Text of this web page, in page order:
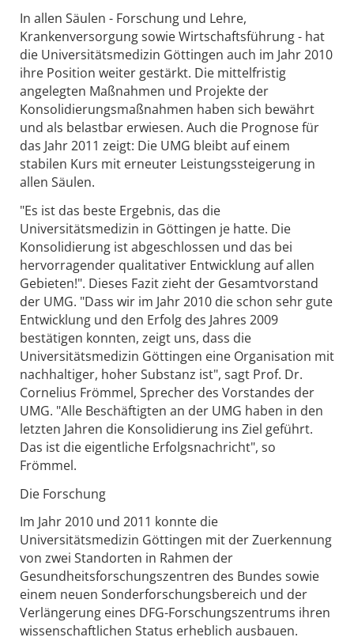
In allen Säulen - Forschung und Lehre,
Krankenversorgung sowie Wirtschaftsführung - hat
die Universitätsmedizin Göttingen auch im Jahr 2010
ihre Position weiter gestärkt. Die mittelfristig
angelegten Maßnahmen und Projekte der
Konsolidierungsmaßnahmen haben sich bewährt
und als belastbar erwiesen. Auch die Prognose für
das Jahr 2011 zeigt: Die UMG bleibt auf einem
stabilen Kurs mit erneuter Leistungssteigerung in
allen Säulen.
"Es ist das beste Ergebnis, das die
Universitätsmedizin in Göttingen je hatte. Die
Konsolidierung ist abgeschlossen und das bei
hervorragender qualitativer Entwicklung auf allen
Gebieten!". Dieses Fazit zieht der Gesamtvorstand
der UMG. "Dass wir im Jahr 2010 die schon sehr gute
Entwicklung und den Erfolg des Jahres 2009
bestätigen konnten, zeigt uns, dass die
Universitätsmedizin Göttingen eine Organisation mit
nachhaltiger, hoher Substanz ist", sagt Prof. Dr.
Cornelius Frömmel, Sprecher des Vorstandes der
UMG. "Alle Beschäftigten an der UMG haben in den
letzten Jahren die Konsolidierung ins Ziel geführt.
Das ist die eigentliche Erfolgsnachricht", so
Frömmel.
Die Forschung
Im Jahr 2010 und 2011 konnte die
Universitätsmedizin Göttingen mit der Zuerkennung
von zwei Standorten in Rahmen der
Gesundheitsforschungszentren des Bundes sowie
einem neuen Sonderforschungsbereich und der
Verlängerung eines DFG-Forschungszentrums ihren
wissenschaftlichen Status erheblich ausbauen.